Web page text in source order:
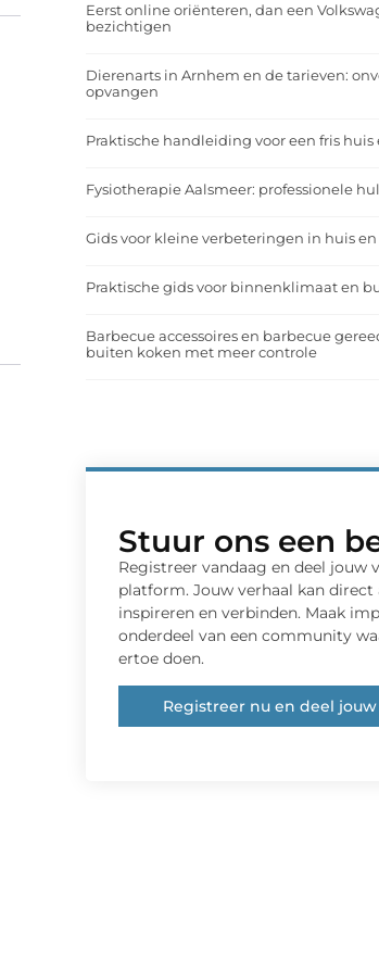
Eerst online oriënteren, dan een
bezichtigen
Dierenarts in Arnhem en de tarieven:
opvangen
Praktische handleiding voor een fris
Fysiotherapie Aalsmeer: professionele
Gids voor kleine verbeteringen in huis
Praktische gids voor binnenklimaat en
Barbecue accessoires en barbecue
buiten koken met meer controle
Stuur ons een
Registreer vandaag en deel jouw
platform. Jouw verhaal kan direct
inspireren en verbinden. Maak
onderdeel van een community
ertoe doen.
Registreer nu en deel jouw